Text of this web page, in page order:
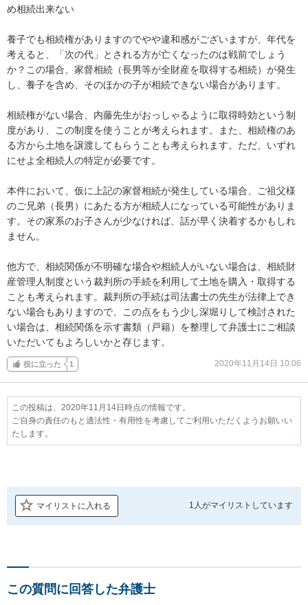
め相続出来ない
養子でも相続権がありますのでやや違和感がございますが、年代を
考えると、「次の代」とされる方が亡くなったのは戦前でしょう
か？この場合、家督相続（長男等が全財産を取得する相続）が発生
し、養子を含め、そのほかの子が相続できない場合があります。
相続権がない場合、内藤先生がおっしゃるように取得時効という制
度があり、この制度を使うことが考えられます。また、相続権のあ
る方から土地を譲渡してもらうことも考えられます。ただ、いずれ
にせよ全相続人の特定が必要です。
本件において、仮に上記の家督相続が発生している場合、ご祖父様
のご兄弟（長男）にあたる方が相続人になっている可能性がありま
す。その家系のお子さんが少なければ、話が早く決着するかもしれ
ません。
他方で、相続関係が不明確な場合や相続人がいない場合は、相続財
産管理人制度という裁判所の手続を利用して土地を購入・取得する
ことも考えられます。裁判所の手続は司法書士の先生が法律上でき
ない場合もありますので、この点をもう少し深堀りして検討された
い場合は、相続関係を示す書類（戸籍）を整理して弁護士にご相談
いただいてもよろしいかと存じます。
役に立った 1 2020年11月14日 10:06
この投稿は、2020年11月14日時点の情報です。
ご自身の責任のもと適法性・有用性を考慮してご利用いただくようお願いい
たします。
マイリストに入れる 1人がマイリストしています
この質問に回答した弁護士